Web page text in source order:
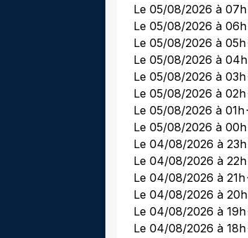
Le 05/08/2026 à 07h
Le 05/08/2026 à 06h
Le 05/08/2026 à 05h
Le 05/08/2026 à 04h
Le 05/08/2026 à 03h
Le 05/08/2026 à 02h
Le 05/08/2026 à 01h
Le 05/08/2026 à 00h
Le 04/08/2026 à 23h
Le 04/08/2026 à 22h
Le 04/08/2026 à 21h
Le 04/08/2026 à 20h
Le 04/08/2026 à 19h
Le 04/08/2026 à 18h